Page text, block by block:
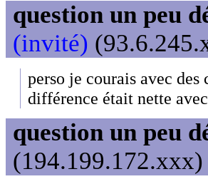
question un peu
(invité)
perso je courais avec
différence était nette
question un peu